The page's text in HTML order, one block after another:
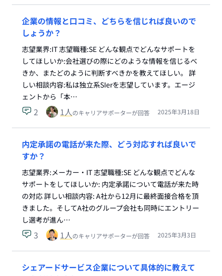
企業の情報と口コミ、どちらを信じれば良いので
しょうか？
志望業界:IT 志望職種:SE どんな観点でどんなサポートを
してほしいか:会社選びの際にどのような情報を信じるべ
きか、またどのように判断すべきかを教えてほしい。 詳
しい相談内容:私は独立系SIerを志望しています。エージ
ェントから「本…
2 1人のキャリアサポーターが回答 2025年3月18日
内定承諾の電話が来た際、どう対応すれば良いで
すか？
志望業界:メーカー・IT 志望職種:SE どんな観点でどんな
サポートをしてほしいか: 内定承諾について電話が来た時
の対応 詳しい相談内容: A社から12月に最終面接合格を頂
きました。そしてA社のグループ会社も同時にエントリー
し選考が進ん…
3 1人のキャリアサポーターが回答 2025年3月3日
シェアードサービス企業について具体的に教えて